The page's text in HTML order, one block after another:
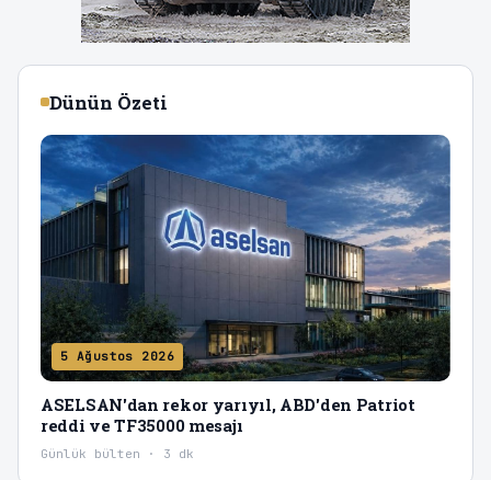
Dünün Özeti
5 Ağustos 2026
ASELSAN'dan rekor yarıyıl, ABD'den Patriot
reddi ve TF35000 mesajı
Günlük bülten · 3 dk